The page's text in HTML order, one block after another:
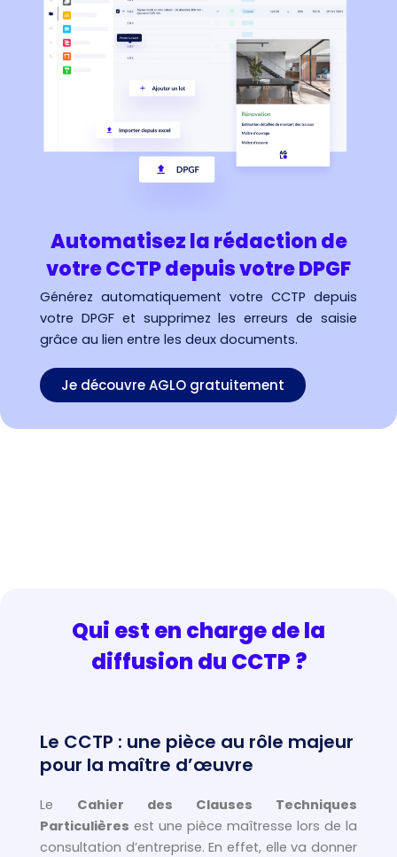
Automatisez la rédaction de
votre CCTP depuis votre DPGF
Générez automatiquement votre CCTP depuis
votre DPGF et supprimez les erreurs de saisie
grâce au lien entre les deux documents.
Je découvre AGLO gratuitement
Qui est en charge de la
diffusion du CCTP ?
Le CCTP : une pièce au rôle majeur
pour la maître d’œuvre
Le Cahier des Clauses Techniques
Particulières est une pièce maîtresse lors de la
consultation d’entreprise. En effet, elle va donner